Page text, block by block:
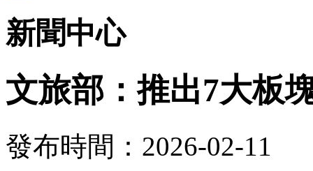
新聞中心
文旅部：推出7大板
發布時間：2026-02-11